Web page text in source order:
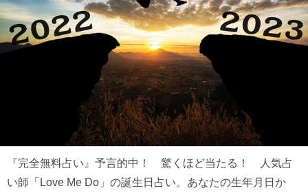
『完全無料占い』予言的中！ 驚くほど当たる！ 人気占
い師「Love Me Do」の誕生日占い。あなたの生年月日か